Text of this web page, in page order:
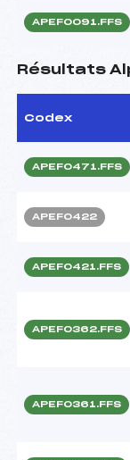
APEF0091.FFS
Résultats
Codex
APEF0471.FFS
APEF0422
APEF0421.FFS
APEF0362.FFS
APEF0361.FFS